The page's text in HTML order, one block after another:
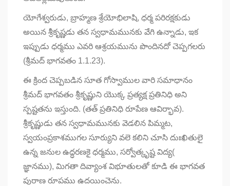
యోగేశ్వరుడు, బ్రాహ్మణ శ్రేయోభిలాషి, ధర్మ పరిరక్షకుడు
అయిన శ్రీకృష్ణడు తన స్వధామమునకు వేగి ఉన్నాడు, ఇక
ఇప్పుడు ధర్మము ఎవరి ఆశ్రయమును పొందినదో చెప్పగలరు
(శ్రీమద్ భాగవతం 1.1.23).
ఈ క్రింద చెప్పబడిన సూత గోస్వాముల వారి సమాధానం
శ్రీమద్ భాగవతం శ్రీకృష్ణుని యొక్క ప్రత్యక్ష ప్రతినిధి అని
స్పష్టతను ఇస్తుంది. (తత్ ప్రతినిధి రూపేణ ఆవిర్భావ).
శ్రీకృష్ణుడు తన స్వధామమునకు వెడలిన పిమ్మట,
స్వయంప్రకాశముగల సూర్యుని వలె కలిని చూసి దుఃఖితులై
ఉన్న జనుల ఉద్ధరణకై ధర్మము, సర్వోత్కృష్ట విద్య(
జ్ఞానము), మిగతా దివ్యాంశ విభూతులతో కూడి ఈ భాగవత
పురాణ రూపము ఉదయించెను.